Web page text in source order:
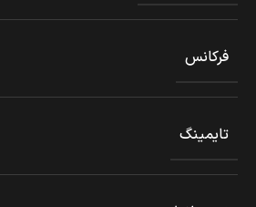
فرکانس
تایمینگ